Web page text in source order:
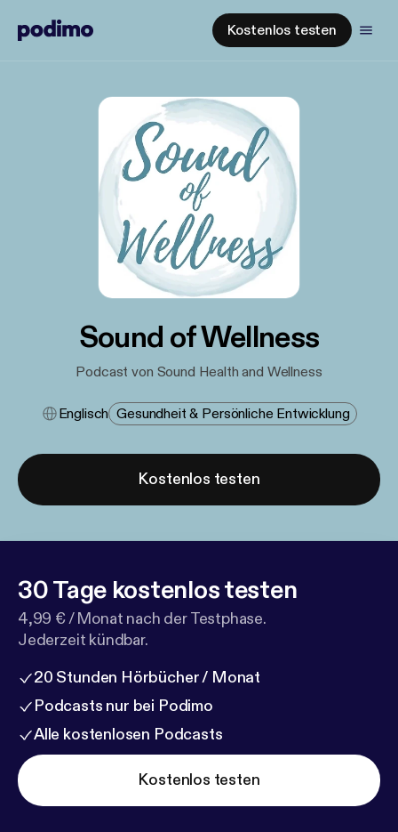
Kostenlos testen
Sound of Wellness
Podcast von Sound Health and Wellness
Englisch Gesundheit & Persönliche Entwicklung
Kostenlos testen
30 Tage kostenlos testen
4,99 € / Monat nach der Testphase.
Jederzeit kündbar.
20 Stunden Hörbücher / Monat
Podcasts nur bei Podimo
Alle kostenlosen Podcasts
Kostenlos testen